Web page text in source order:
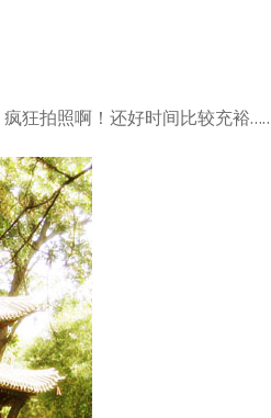
狂拍照啊！还好时间比较充裕